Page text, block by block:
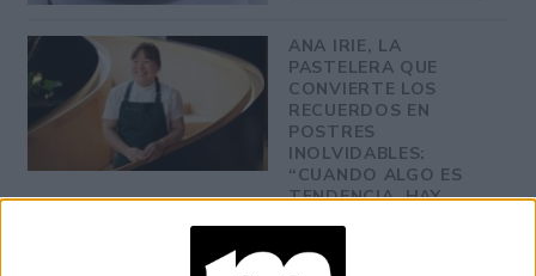
ANA IRIE, LA
PASTELERA QUE
CONVIERTE LOS
RECUERDOS EN
POSTRES
INOLVIDABLES:
“CUANDO ALGO ES
TENDENCIA, HAY